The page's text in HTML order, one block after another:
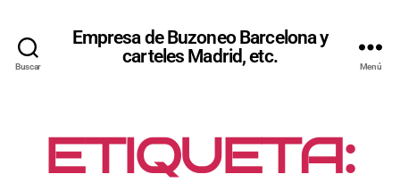
Buscar
Empresa de Buzoneo Barcelona y
carteles Madrid, etc.
Menú
ETIQUETA: